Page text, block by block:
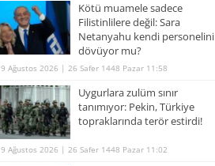
Kötü muamele sadece
Filistinlilere değil: Sara
Netanyahu kendi personelini
dövüyor mu?
9 Ağustos 2026 | 26 Safer 1448 Pazar 11:58
Uygurlara zulüm sınır
tanımıyor: Pekin, Türkiye
topraklarında terör estirdi!
9 Ağustos 2026 | 26 Safer 1448 Pazar 11:02